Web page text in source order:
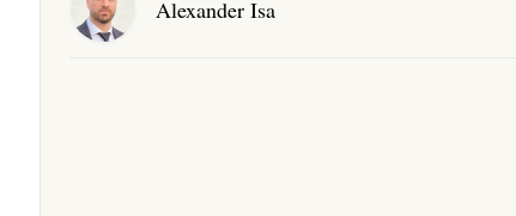
Alexander Isa